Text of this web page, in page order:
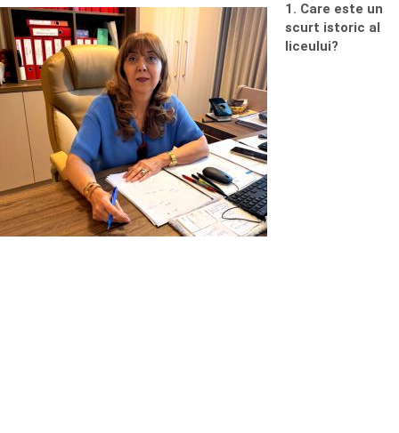
1. Care este un
scurt istoric al
liceului?